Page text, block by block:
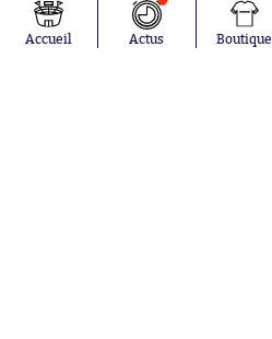
Niakhaté
Nicolás
Tagliafico
RC Strasbourg
France
Accueil Actus Boutique